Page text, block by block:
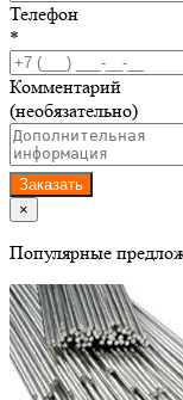
Телефон
*
Комментарий
(необязательно)
Заказать
×
Популярные